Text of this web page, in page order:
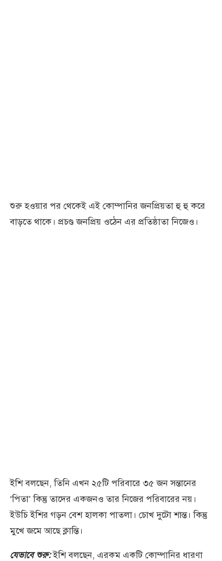
শুরু হওয়ার পর থেকেই এই কোম্পানির জনপ্রিয়তা হু হু করে
বাড়তে থাকে। প্রচণ্ড জনপ্রিয় ওঠেন এর প্রতিষ্ঠাতা নিজেও।
ইশি বলছেন, তিনি এখন ২৫টি পরিবারে ৩৫ জন সন্তানের
‘পিতা’ কিন্তু তাদের একজনও তার নিজের পরিবারের নয়।
ইউচি ইশির গড়ন বেশ হালকা পাতলা। চোখ দুটো শান্ত। কিন্তু
মুখে জমে আছে ক্লান্তি।
যেভাবে শুরু:ইশি বলছেন, এরকম একটি কোম্পানির ধারণা